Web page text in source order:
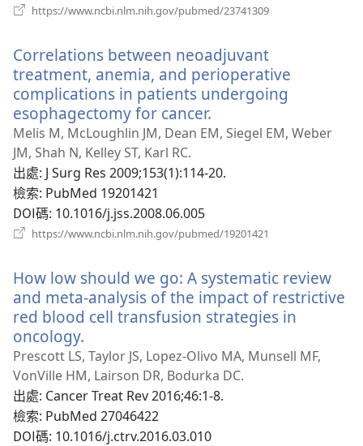
https://www.ncbi.nlm.nih.gov/pubmed/23741309
窗）
Correlations between neoadjuvant
treatment, anemia, and perioperative
complications in patients undergoing
esophagectomy for cancer.
啟
視
Melis M, McLoughlin JM, Dean EM, Siegel EM, Weber
JM, Shah N, Kelley ST, Karl RC.
出處‎: J Surg Res 2009;153(1):114-20.
檢索‎: PubMed 19201421
DOI碼‎: 10.1016/j.jss.2008.06.005
https://www.ncbi.nlm.nih.gov/pubmed/19201421
視
窗）
How low should we go: A systematic review
and meta-analysis of the impact of restrictive
red blood cell transfusion strategies in
oncology.
啟
新
視
窗）
Prescott LS, Taylor JS, Lopez-Olivo MA, Munsell MF,
VonVille HM, Lairson DR, Bodurka DC.
出處‎: Cancer Treat Rev 2016;46:1-8.
檢索‎: PubMed 27046422
DOI碼‎: 10.1016/j.ctrv.2016.03.010